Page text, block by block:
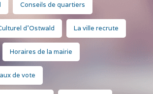
Conseils de quartiers
d'Ostwald La ville recrute
Horaires de la mairie
de vote